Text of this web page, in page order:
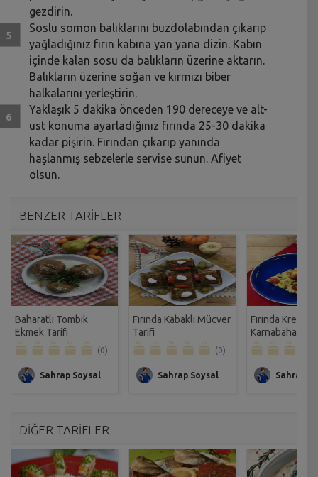
gezdirin.
Soslu somon balıklarını buzdolabından çıkarıp
yağladığınız fırın kabına yan yana dizin. Kabın
içinde kalan sosu da balıkların üzerine aktarın.
Balıkların üzerine soğan ve kırmızı biber
halkalarını yerleştirin.
Yaklaşık 5 dakika önceden 190 dereceye ve alt-
üst konuma ayarladığınız fırında 25-30 dakika
kadar pişirin. Fırından çıkarıp yanında
haşlanmış sebzelerle servise sunun. Afiyet
olsun.
BENZER TARİFLER
Baharatlı Tombik
Ekmek Tarifi
(0)
Sahrap Soysal
Fırında Kabaklı Mücver
Tarifi
(0)
Sahrap Soysal
Fırında Kremalı
Karnabahar
Tarifi
Sahrap
DİĞER TARİFLER